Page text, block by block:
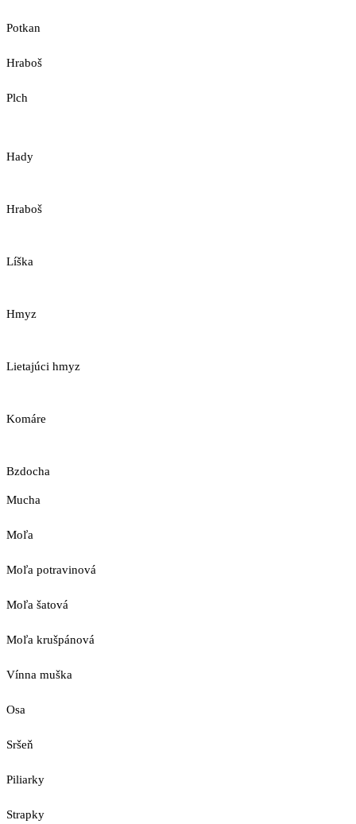
Potkan
Hraboš
Plch
Hady
Hraboš
Líška
Hmyz
Lietajúci hmyz
Komáre
Bzdocha
Mucha
Moľa
Moľa potravinová
Moľa šatová
Moľa krušpánová
Vínna muška
Osa
Sršeň
Piliarky
Strapky